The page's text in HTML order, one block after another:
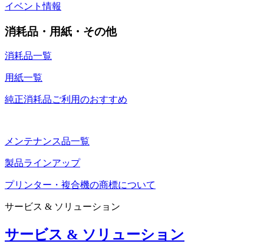
イベント情報
消耗品・用紙・その他
消耗品一覧
用紙一覧
純正消耗品ご利用のおすすめ
メンテナンス品一覧
製品ラインアップ
プリンター・複合機の商標について
サービス & ソリューション
サービス & ソリューション